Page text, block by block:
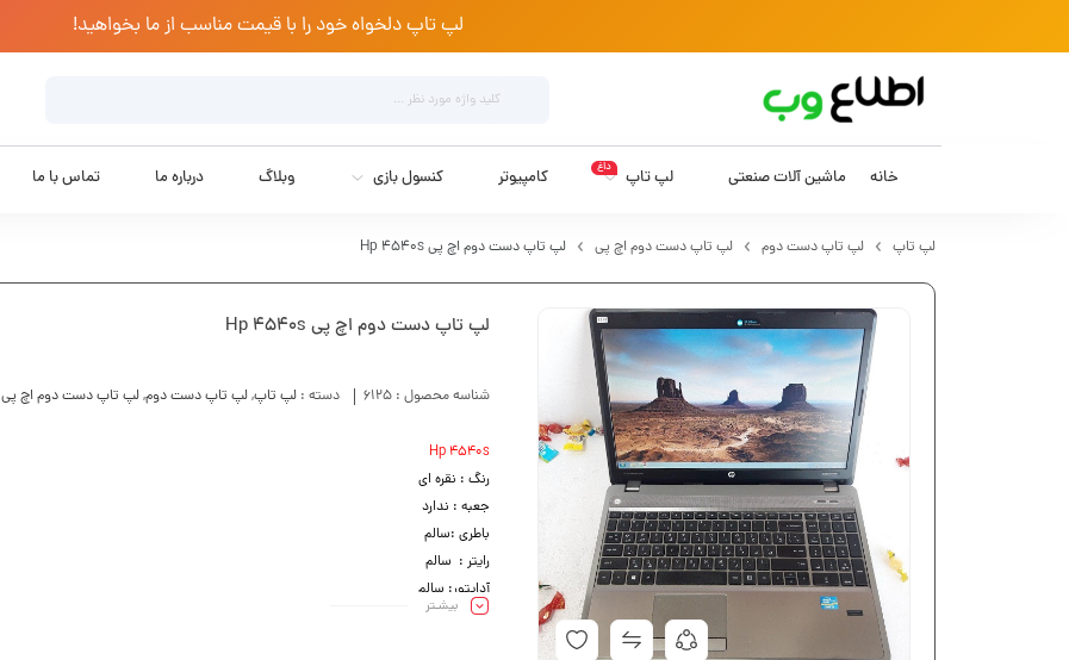
لپ تاپ دلخواه خود را با قیمت مناسب از ما بخواهید!
خانه ماشین آلات صنعتی لپ تاپ داغ کامپیوتر کنسول بازی وبلاگ درباره ما تماس با ما
لپ تاپ لپ تاپ دست دوم لپ تاپ دست دوم اچ پی لپ تاپ دست دوم اچ پی Hp 4540s
لپ تاپ دست دوم اچ پی Hp 4540s
شناسه محصول : 6125 دسته : لپ تاپ,لپ تاپ دست دوم,لپ تاپ دست دوم اچ پی
Hp 4540s
رنگ : نقره ای
جعبه : ندارد
باطری :سالم
رایتر : سالم
آداپتور: سالم
کیبرد : سالم
بیشـتر